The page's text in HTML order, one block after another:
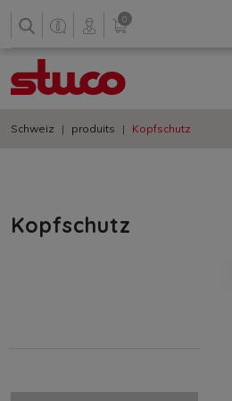
0
Schweiz produits Kopfschutz
Kopfschutz